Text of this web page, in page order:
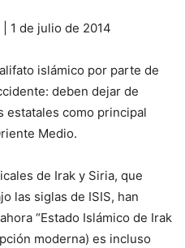
1 de julio de 2014
islámico por parte de
deben dejar de
estatales como principal
Medio.
de Irak y Siria, que
las siglas de ISIS, han
“Estado Islámico de Irak
moderna) es incluso